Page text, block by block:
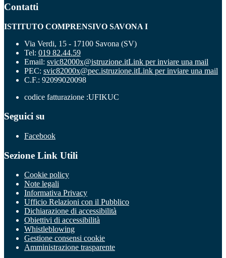
Contatti
ISTITUTO COMPRENSIVO SAVONA I
Via Verdi, 15 - 17100 Savona (SV)
Tel: 019 82.44.59
Email: svic82000x@istruzione.itLink per inviare una mail
PEC: svic82000x@pec.istruzione.itLink per inviare una mail
C.F.: 92099020098
codice fatturazione :UFIKUC
Seguici su
Facebook
Sezione Link Utili
Cookie policy
Note legali
Informativa Privacy
Ufficio Relazioni con il Pubblico
Dichiarazione di accessibilità
Obiettivi di accessibilità
Whistleblowing
Gestione consensi cookie
Amministrazione trasparente